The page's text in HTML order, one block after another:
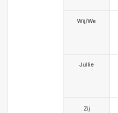
Wij/We
Jullie
Zij